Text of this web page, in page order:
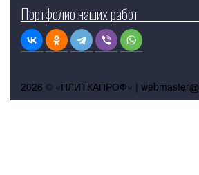
Портфолио наших работ
2026 © «ПЛИТКАПРОФ» | webmaster